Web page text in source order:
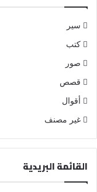
سير
كتب
صور
قصص
أقوال
غير مصنف
القائمة البريدية